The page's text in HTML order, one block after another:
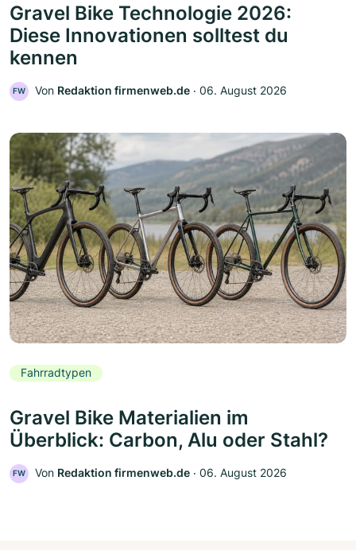
Gravel Bike Technologie 2026:
Diese Innovationen solltest du
kennen
FW Von Redaktion firmenweb.de ‧ 06. August 2026
Fahrradtypen
Gravel Bike Materialien im
Überblick: Carbon, Alu oder Stahl?
FW Von Redaktion firmenweb.de ‧ 06. August 2026